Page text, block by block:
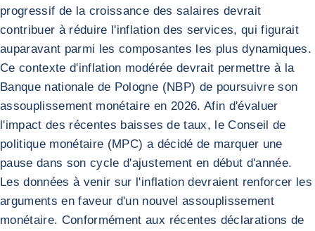
progressif de la croissance des salaires devrait
contribuer à réduire l'inflation des services, qui figurait
auparavant parmi les composantes les plus dynamiques.
Ce contexte d'inflation modérée devrait permettre à la
Banque nationale de Pologne (NBP) de poursuivre son
assouplissement monétaire en 2026. Afin d'évaluer
l'impact des récentes baisses de taux, le Conseil de
politique monétaire (MPC) a décidé de marquer une
pause dans son cycle d'ajustement en début d'année.
Les données à venir sur l'inflation devraient renforcer les
arguments en faveur d'un nouvel assouplissement
monétaire. Conformément aux récentes déclarations de